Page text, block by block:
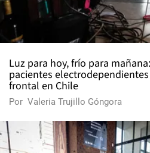
Luz para hoy, frío para
pacientes
frontal en Chile
Por Valeria Trujillo Góngora